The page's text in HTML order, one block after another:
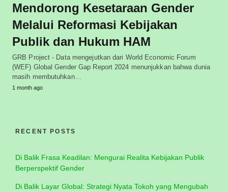
Mendorong Kesetaraan Gender
Melalui Reformasi Kebijakan
Publik dan Hukum HAM
GRB Project - Data mengejutkan dari World Economic Forum
(WEF) Global Gender Gap Report 2024 menunjukkan bahwa dunia
masih membutuhkan…
1 month ago
RECENT POSTS
Di Balik Frasa Keadilan: Mengurai Realita Kebijakan Publik
Berperspektif Gender
Di Balik Layar Global: Strategi Nyata Tokoh yang Mengubah